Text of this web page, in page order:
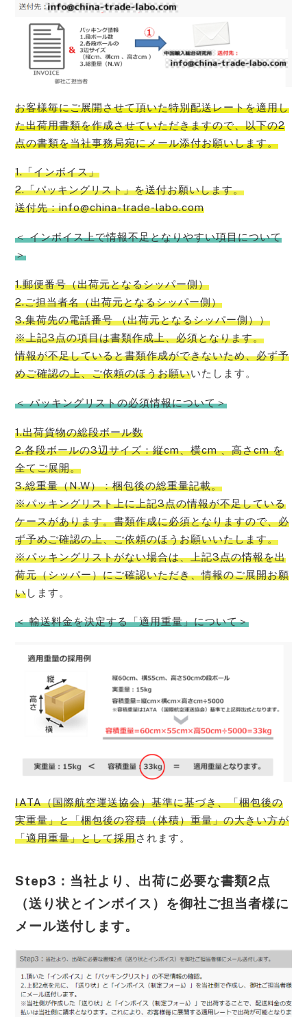
お客様毎にご展開させて頂いた特別配送レートを適用し
た出荷用書類を作成させていただきますので、以下の2
点の書類を当社事務局宛にメール添付お願いします。
1.「インボイス」
2.「パッキングリスト」を送付お願いします。
送付先：info@china-trade-labo.com
＜ インボイス上で情報不足となりやすい項目について
＞
1.郵便番号（出荷元となるシッパー側）
2.ご担当者名（出荷元となるシッパー側）
3.集荷先の電話番号 （出荷元となるシッパー側））
※上記3点の項目は書類作成上、必須となります。
情報が不足していると書類作成ができないため、必ず予
めご確認の上、ご依頼のほうお願いいたします。
＜ パッキングリストの必須情報について＞
1.出荷貨物の総段ボール数
2.各段ボールの3辺サイズ：縦cm、横cm 、高さcm を
全てご展開。
3.総重量（N.W）：梱包後の総重量記載。
※パッキングリスト上に上記3点の情報が不足している
ケースがあります。書類作成に必須となりますので、必
ず予めご確認の上、ご依頼のほうお願いいたします。
※パッキングリストがない場合は、上記3点の情報を出
荷元（シッパー）にご確認いただき、情報のご展開お願
いします。
＜ 輸送料金を決定する「適用重量」について＞
IATA（国際航空運送協会）基準に基づき、「梱包後の
実重量」と「梱包後の容積（体積）重量」の大きい方が
「適用重量」として採用されます。
Step3：当社より、出荷に必要な書類2点
（送り状とインボイス）を御社ご担当者様に
メール送付します。